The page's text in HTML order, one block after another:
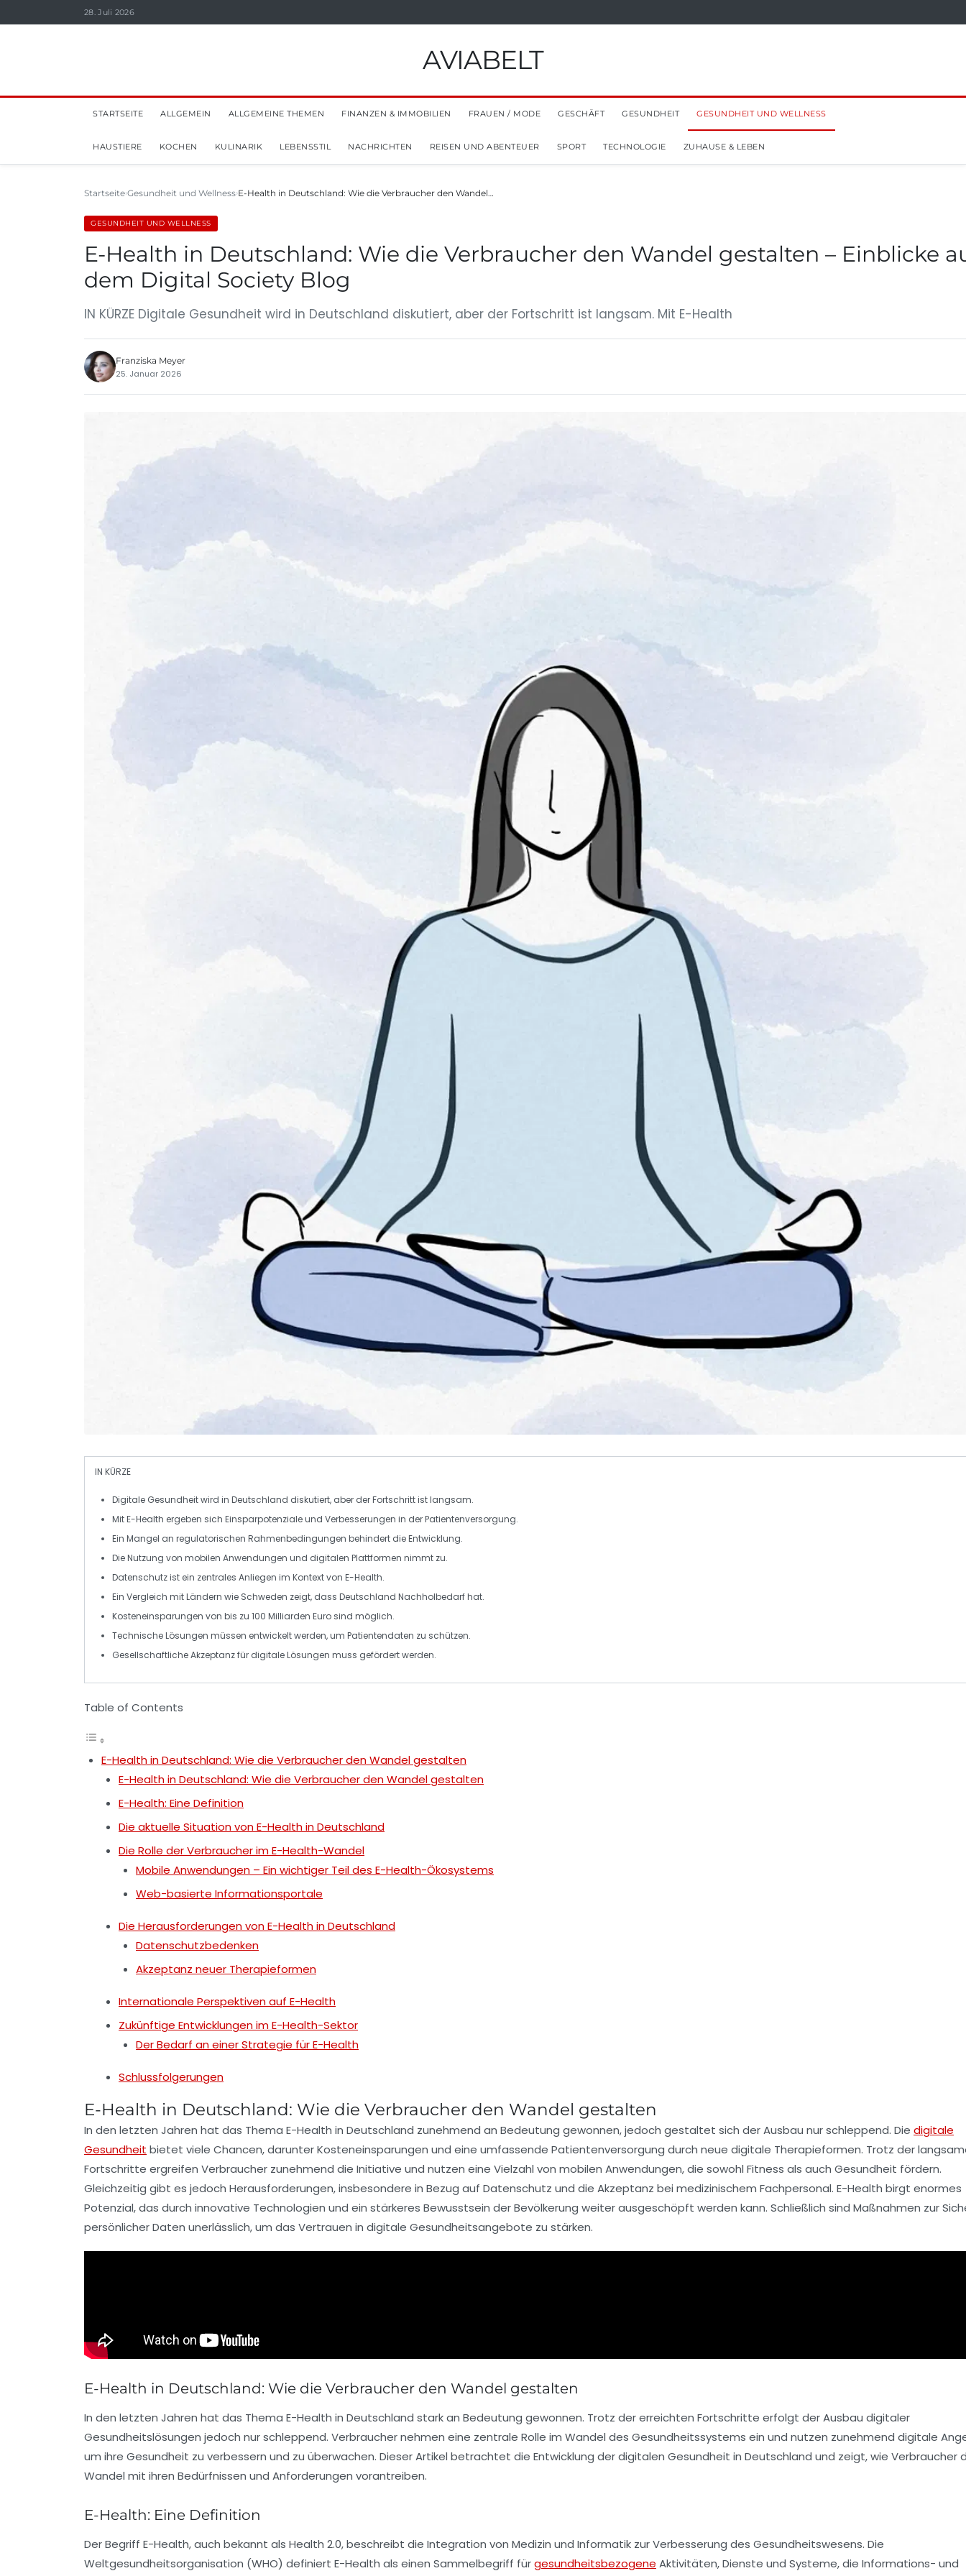
28. Juli 2026
AVIABELT
STARTSEITE ALLGEMEIN ALLGEMEINE THEMEN FINANZEN & IMMOBILIEN FRAUEN / MODE GESCHÄFT GESUNDHEIT GESUNDHEIT UND WELLNESS
HAUSTIERE KOCHEN KULINARIK LEBENSSTIL NACHRICHTEN REISEN UND ABENTEUER SPORT TECHNOLOGIE ZUHAUSE & LEBEN
Startseite Gesundheit und Wellness E-Health in Deutschland: Wie die Verbraucher den Wandel…
GESUNDHEIT UND WELLNESS
E-Health in Deutschland: Wie die Verbraucher den Wandel gestalten – Einblicke
dem Digital Society Blog
IN KÜRZE Digitale Gesundheit wird in Deutschland diskutiert, aber der Fortschritt ist langsam. Mit E-Health
Franziska Meyer
25. Januar 2026
IN KÜRZE
Digitale Gesundheitwird in Deutschland diskutiert, aber der Fortschritt ist langsam.
MitE-Health ergeben sich Einsparpotenziale und Verbesserungen in der Patientenversorgung.
Ein Mangel an regulatorischen Rahmenbedingungen behindert die Entwicklung.
Die Nutzung von mobilen Anwendungen und digitalen Plattformen nimmt zu.
Datenschutzist ein zentrales Anliegen im Kontext von E-Health.
Ein Vergleich mit Ländern wie Schweden zeigt, dass Deutschland Nachholbedarf hat.
Kosteneinsparungen von bis zu 100 Milliarden Euro sind möglich.
Technische Lösungen müssen entwickelt werden, um Patientendaten zu schützen.
GesellschaftlicheAkzeptanzfür digitale Lösungen muss gefördert werden.
Table of Contents
E-Health in Deutschland: Wie die Verbraucher den Wandel gestalten
E-Health in Deutschland: Wie die Verbraucher den Wandel gestalten
E-Health: Eine Definition
Die aktuelle Situation von E-Health in Deutschland
Die Rolle der Verbraucher im E-Health-Wandel
Mobile Anwendungen – Ein wichtiger Teil des E-Health-Ökosystems
Web-basierte Informationsportale
Die Herausforderungen von E-Health in Deutschland
Datenschutzbedenken
Akzeptanz neuer Therapieformen
Internationale Perspektiven auf E-Health
Zukünftige Entwicklungen im E-Health-Sektor
Der Bedarf an einer Strategie für E-Health
Schlussfolgerungen
E-Health in Deutschland: Wie die Verbraucher den Wandel gestalten
In den letzten Jahren hat das Thema E-Health in Deutschland zunehmend an Bedeutung gewonnen, jedoch gestaltet sich der Ausbau nur schleppend. Die digitale
Gesundheit bietet viele Chancen, darunterKosteneinsparungen und eine umfassende Patientenversorgung durch neue digitale Therapieformen. Trotz der
Fortschritte ergreifen Verbraucher zunehmend die Initiative und nutzen eine Vielzahl von mobilen Anwendungen, die sowohl Fitness als auch Gesundheit fördern.
Gleichzeitig gibt es jedoch Herausforderungen, insbesondere in Bezug auf Datenschutz und die Akzeptanz bei medizinischem Fachpersonal. E-Health birgt enormes
Potenzial, das durch innovative Technologien und ein stärkeres Bewusstsein der Bevölkerung weiter ausgeschöpft werden kann. Schließlich sind Maßnahmen zur
persönlicher Daten unerlässlich, um das Vertrauen in digitale Gesundheitsangebote zu stärken.
E-Health in Deutschland: Wie die Verbraucher den Wandel gestalten
In den letzten Jahren hat das Thema E-Health in Deutschland stark an Bedeutung gewonnen. Trotz der erreichten Fortschritte erfolgt der Ausbau digitaler
Gesundheitslösungen jedoch nur schleppend. Verbraucher nehmen eine zentrale Rolle im Wandel des Gesundheitssystems ein und nutzen zunehmend digitale
um ihre Gesundheit zu verbessern und zu überwachen. Dieser Artikel betrachtet die Entwicklung der digitalen Gesundheit in Deutschland und zeigt, wie Verbraucher
Wandel mit ihren Bedürfnissen und Anforderungen vorantreiben.
E-Health: Eine Definition
Der Begriff E-Health, auch bekannt als Health 2.0, beschreibt die Integration von Medizin und Informatik zur Verbesserung des Gesundheitswesens. Die
Weltgesundheitsorganisation (WHO) definiert E-Health als einen Sammelbegriff fürgesundheitsbezogene Aktivitäten, Dienste und Systeme, die Informations- und